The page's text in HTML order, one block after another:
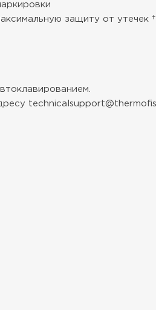
защиту от утечек